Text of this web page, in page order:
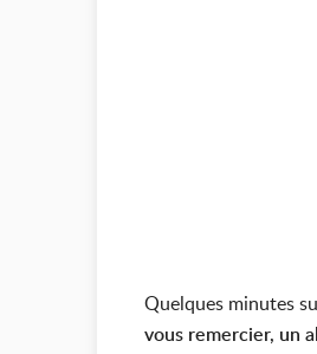
Quelques minutes
vous remercier, un